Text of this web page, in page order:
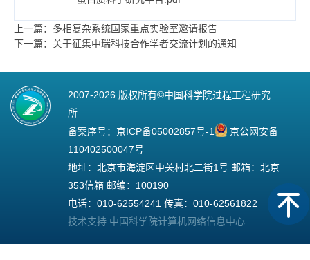
上一篇：多相复杂系统国家重点实验室邀请报告
下一篇：关于征集中瑞科技合作学者交流计划的通知
2007-2026 版权所有©中国科学院过程工程研究
所
备案序号： 京ICP备05002857号-1
京公网安备
110402500047号
地址：北京市海淀区中关村北二街1号 邮箱：北京
353信箱 邮编：100190
电话：010-62554241 传真：010-62561822
技术支持 中国科学院计算机网络信息中心